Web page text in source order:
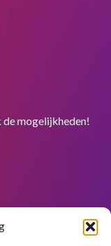
de mogelijkheden!